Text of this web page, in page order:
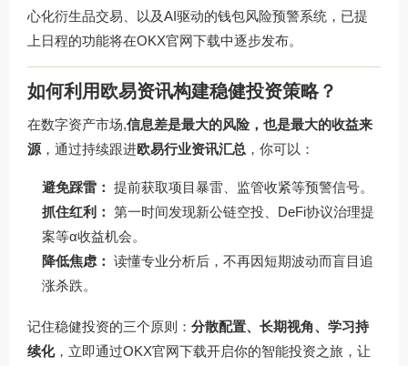
心化衍生品交易、以及AI驱动的钱包风险预警系统，已提
上日程的功能将在OKX官网下载中逐步发布。
如何利用欧易资讯构建稳健投资策略？
在数字资产市场,信息差是最大的风险，也是最大的收益来
源 ，通过持续跟进欧易行业资讯汇总 ，你可以：
避免踩雷： 提前获取项目暴雷、监管收紧等预警信号。
抓住红利： 第一时间发现新公链空投、DeFi协议治理提
案等α收益机会。
降低焦虑： 读懂专业分析后，不再因短期波动而盲目追
涨杀跌。
记住稳健投资的三个原则： 分散配置、长期视角、学习持
续化，立即通过OKX官网下载开启你的智能投资之旅，让